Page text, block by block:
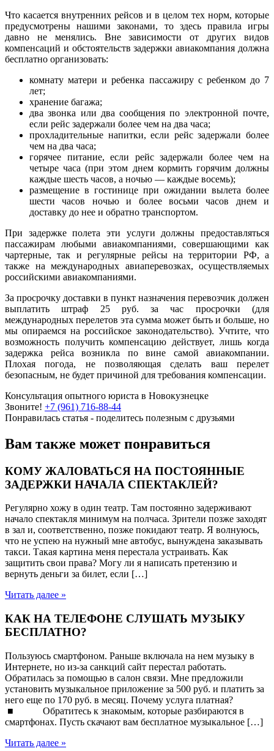
Что касается внутренних рейсов и в целом тех норм, которые
предусмотрены нашими законами, то здесь правила игры
давно не менялись. Вне зависимости от других видов
компенсаций и обстоятельств задержки авиакомпания должна
бесплатно организовать:
комнату матери и ребенка пассажиру с ребенком до 7
лет;
хранение багажа;
два звонка или два сообщения по электронной почте,
если рейс задержали более чем на два часа;
прохладительные напитки, если рейс задержали более
чем на два часа;
горячее питание, если рейс задержали более чем на
четыре часа (при этом днем кормить горячим должны
каждые шесть ча­сов, а ночью — каждые восемь);
размещение в гостинице при ожидании вылета более
шести часов ночью и более восьми часов днем и
доставку до нее и об­ратно транспортом.
При задержке полета эти услуги должны предоставляться
пассажирам любыми авиакомпаниями, совершающими как
чартерные, так и регулярные рейсы на территории РФ, а
также на международных авиаперевозках, осуществляемых
российскими авиакомпаниями.
За просрочку доставки в пункт назначения перевозчик должен
выплатить штраф 25 руб. за час просрочки (для
международных перелетов эта сумма может быть и больше, но
мы опираемся на российское законодательство). Учтите, что
возможность получить компенсацию действует, лишь когда
задержка рейса возникла по вине самой авиакомпании.
Плохая погода, не позволяющая сде­лать ваш перелет
безопасным, не будет причиной для требования компенсации.
Консультация опытного юриста в Новокузнецке
Звоните! +7 (961) 716-88-44
Понравилась статья - поделитесь полезным с друзьями
Вам также может понравиться
КОМУ ЖАЛОВАТЬСЯ НА ПОСТОЯННЫЕ
ЗАДЕРЖКИ НАЧАЛА СПЕКТАКЛЕЙ?
Регулярно хожу в один театр. Там постоянно задерживают
начало спектакля минимум на полчаса. Зрители позже заходят
в зал и, соответственно, позже покидают театр. Я волнуюсь,
что не успею на нужный мне автобус, вынуждена заказывать
такси. Такая картина меня перестала устраивать. Как
защитить свои права? Могу ли я написать претензию и
вернуть деньги за билет, если […]
Читать далее »
КАК НА ТЕЛЕФОНЕ СЛУШАТЬ МУЗЫКУ
БЕСПЛАТНО?
Пользуюсь смартфоном. Раньше включала на нем музыку в
Интернете, но из-за санкций сайт перестал работать.
Обратилась за помощью в салон связи. Мне предложили
установить музыкальное приложение за 500 руб. и платить за
него еще по 170 руб. в месяц. Почему услуга платная?
■ Обратитесь к знакомым, которые разбираются в
смартфонах. Пусть скачают вам бесплатное музыкальное […]
Читать далее »